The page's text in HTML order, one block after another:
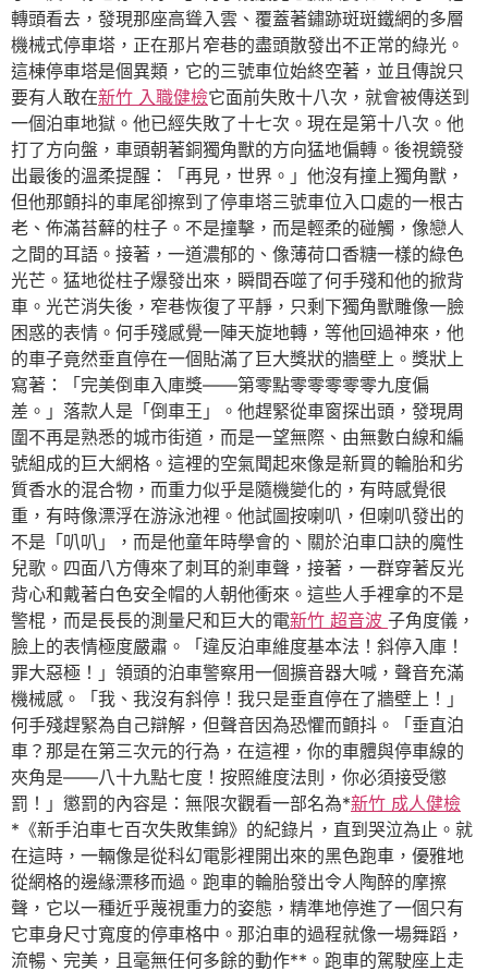
轉頭看去，發現那座高聳入雲、覆蓋著鏽跡斑斑鐵網的多層
機械式停車塔，正在那片窄巷的盡頭散發出不正常的綠光。
這棟停車塔是個異類，它的三號車位始終空著，並且傳說只
要有人敢在新竹 入職健檢它面前失敗十八次，就會被傳送到
一個泊車地獄。他已經失敗了十七次。現在是第十八次。他
打了方向盤，車頭朝著銅獨角獸的方向猛地偏轉。後視鏡發
出最後的溫柔提醒：「再見，世界。」他沒有撞上獨角獸，
但他那顫抖的車尾卻擦到了停車塔三號車位入口處的一根古
老、佈滿苔蘚的柱子。不是撞擊，而是輕柔的碰觸，像戀人
之間的耳語。接著，一道濃郁的、像薄荷口香糖一樣的綠色
光芒。猛地從柱子爆發出來，瞬間吞噬了何手殘和他的掀背
車。光芒消失後，窄巷恢復了平靜，只剩下獨角獸雕像一臉
困惑的表情。何手殘感覺一陣天旋地轉，等他回過神來，他
的車子竟然垂直停在一個貼滿了巨大獎狀的牆壁上。獎狀上
寫著：「完美倒車入庫獎——第零點零零零零零九度偏
差。」落款人是「倒車王」。他趕緊從車窗探出頭，發現周
圍不再是熟悉的城市街道，而是一望無際、由無數白線和編
號組成的巨大網格。這裡的空氣聞起來像是新買的輪胎和劣
質香水的混合物，而重力似乎是隨機變化的，有時感覺很
重，有時像漂浮在游泳池裡。他試圖按喇叭，但喇叭發出的
不是「叭叭」，而是他童年時學會的、關於泊車口訣的魔性
兒歌。四面八方傳來了刺耳的剎車聲，接著，一群穿著反光
背心和戴著白色安全帽的人朝他衝來。這些人手裡拿的不是
警棍，而是長長的測量尺和巨大的電新竹 超音波 子角度儀，
臉上的表情極度嚴肅。「違反泊車維度基本法！斜停入庫！
罪大惡極！」領頭的泊車警察用一個擴音器大喊，聲音充滿
機械感。「我、我沒有斜停！我只是垂直停在了牆壁上！」
何手殘趕緊為自己辯解，但聲音因為恐懼而顫抖。「垂直泊
車？那是在第三次元的行為，在這裡，你的車體與停車線的
夾角是——八十九點七度！按照維度法則，你必須接受懲
罰！」懲罰的內容是：無限次觀看一部名為*新竹 成人健檢
*《新手泊車七百次失敗集錦》的紀錄片，直到哭泣為止。就
在這時，一輛像是從科幻電影裡開出來的黑色跑車，優雅地
從網格的邊緣漂移而過。跑車的輪胎發出令人陶醉的摩擦
聲，它以一種近乎蔑視重力的姿態，精準地停進了一個只有
它車身尺寸寬度的停車格中。那泊車的過程就像一場舞蹈，
流暢、完美，且毫無任何多餘的動作**。跑車的駕駛座上走